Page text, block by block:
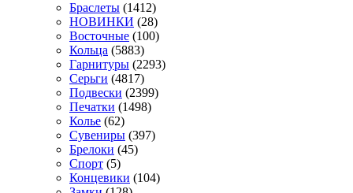
Браслеты (1412)
НОВИНКИ (28)
Восточные (100)
Кольца (5883)
Гарнитуры (2293)
Серьги (4817)
Подвески (2399)
Печатки (1498)
Колье (62)
Сувениры (397)
Брелоки (45)
Спорт (5)
Концевики (104)